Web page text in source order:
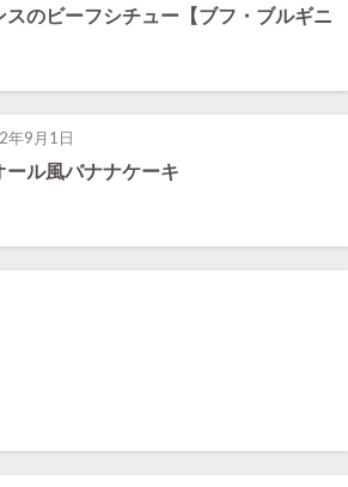
スのビーフシチュー【ブフ・ブルギニ
年9月1日
ール風バナナケーキ